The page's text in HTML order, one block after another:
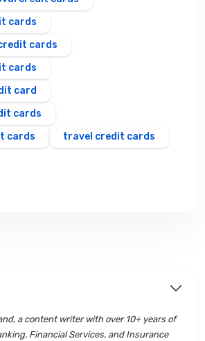
cards
cards
cards
card
cards
cards
travel credit cards
a content writer with over 10+ years of
Financial Services, and Insurance